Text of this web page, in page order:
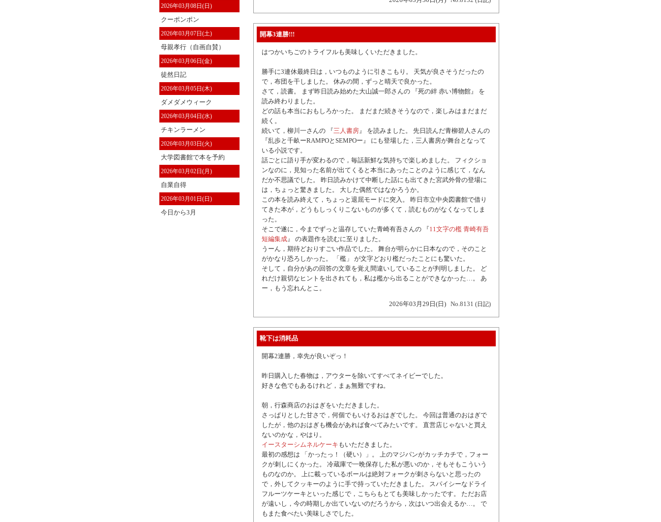
2026年03月08日(日)
クーポンポン
2026年03月07日(土)
母親孝行（自画自賛）
2026年03月06日(金)
徒然日記
2026年03月05日(木)
ダメダメウィーク
2026年03月04日(水)
チキンラーメン
2026年03月03日(火)
大学図書館で本を予約
2026年03月02日(月)
自業自得
2026年03月01日(日)
今日から3月
開幕3連勝!!!
はつかいちごのトライフルも美味しくいただきました。
勝手に3連休最終日は，いつものように引きこもり。 天気が良さそうだったの
で，布団を干しました。 休みの間，ずっと晴天で良かった。
さて，読書。 まず昨日読み始めた大山誠一郎さんの 『死の絆 赤い博物館』 を
読み終わりました。
どの話も本当におもしろかった。 まだまだ続きそうなので，楽しみはまだまだ
続く。
続いて，柳川一さんの 『三人書房』 を読みました。 先日読んだ青柳碧人さんの
『乱歩と千畝ーRAMPOとSEMPOー』 にも登場した，三人書房が舞台となって
いる小説です。
話ごとに語り手が変わるので，毎話新鮮な気持ちで楽しめました。 フィクショ
ンなのに，見知った名前が出てくると本当にあったことのように感じて，なん
だか不思議でした。 昨日読みかけて中断した話にも出てきた宮武外骨の登場に
は，ちょっと驚きました。 大した偶然ではなかろうか。
この本を読み終えて，ちょっと退屈モードに突入。 昨日市立中央図書館で借り
てきた本が，どうもしっくりこないものが多くて，読むものがなくなってしま
った。
そこで遂に，今までずっと温存していた青崎有吾さんの 『11文字の檻 青崎有吾
短編集成』 の表題作を読むに至りました。
うーん，期待どおりすごい作品でした。 舞台が明らかに日本なので，そのこと
がかなり恐ろしかった。 「檻」 が文字どおり檻だったことにも驚いた。
そして，自分があの回答の文章を覚え間違いしていることが判明しました。 ど
れだけ親切なヒントを出されても，私は檻から出ることができなかった…。 あ
ー，もう忘れんとこ。
2026年03月29日(日) No.8131 (日記)
靴下は消耗品
開幕2連勝，幸先が良いぞっ！
昨日購入した春物は，アウターを除いてすべてネイビーでした。
好きな色でもあるけれど，まぁ無難ですね。
朝，行森商店のおはぎをいただきました。
さっぱりとした甘さで，何個でもいけるおはぎでした。 今回は普通のおはぎで
したが，他のおはぎも機会があれば食べてみたいです。 直営店じゃないと買え
ないのかな，やはり。
イースターシムネルケーキ もいただきました。
最初の感想は 「かったっ！（硬い）」。 上のマジパンがカッチカチで，フォー
クが刺しにくかった。 冷蔵庫で一晩保存した私が悪いのか，そもそもこういう
ものなのか。 上に載っているボールは絶対フォークが刺さらないと思ったの
で，外してクッキーのように手で持っていただきました。 スパイシーなドライ
フルーツケーキといった感じで，こちらもとても美味しかったです。 ただお店
が遠いし，今の時期しか出ていないのだろうから，次はいつ出会えるか…。 で
もまた食べたい美味しさでした。